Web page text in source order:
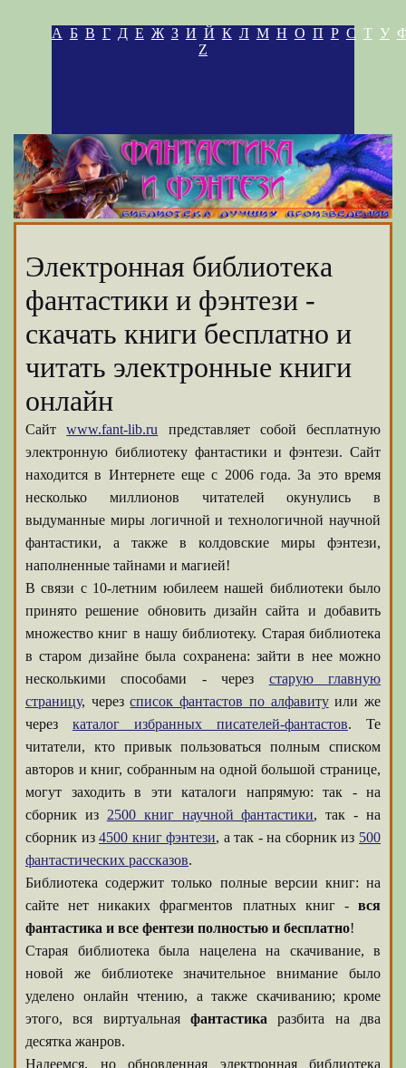
А Б В Г Д Е Ж З И Й К Л М Н О П Р С Т У
Z
Электронная библиотека
фантастики и фэнтези -
скачать книги бесплатно и
читать электронные книги
онлайн
Сайтwww.fant-lib.ru представляет собой бесплатную
электронную библиотеку фантастики и фэнтези. Сайт
находится в Интернете еще с 2006 года. За это время
несколько миллионов читателей окунулись в
выдуманные миры логичной и технологичной научной
фантастики, а также в колдовские миры фэнтези,
наполненные тайнами и магией!
В связи с 10-летним юбилеем нашей библиотеки было
принято решение обновить дизайн сайта и добавить
множество книг в нашу библиотеку. Старая библиотека
в старом дизайне была сохранена: зайти в нее можно
несколькими способами - через старую главную
страницу, черезсписок фантастов по алфавитуили же
через каталог избранных писателей-фантастов. Те
читатели, кто привык пользоваться полным списком
авторов и книг, собранным на одной большой странице,
могут заходить в эти каталоги напрямую: так - на
сборник из 2500 книг научной фантастики, так - на
сборник из4500 книг фэнтези, а так - на сборник из 500
фантастических рассказов.
Библиотека содержит только полные версии книг: на
сайте нет никаких фрагментов платных книг - вся
фантастика и все фентези полностью и бесплатно!
Старая библиотека была нацелена на скачивание, в
новой же библиотеке значительное внимание было
уделено онлайн чтению, а также скачиванию; кроме
этого, вся виртуальная фантастика разбита на два
десятка жанров.
Надеемся, но обновленная электронная библиотека